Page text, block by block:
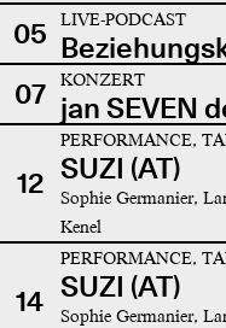
05 LIVE-PODCAST
07
KONZERT
jan SEVEN
12
PERFORMANCE,
SUZI (AT)
Sophie Germanier,
Kenel
14
PERFORMANCE,
SUZI (AT)
Sophie Germanier,